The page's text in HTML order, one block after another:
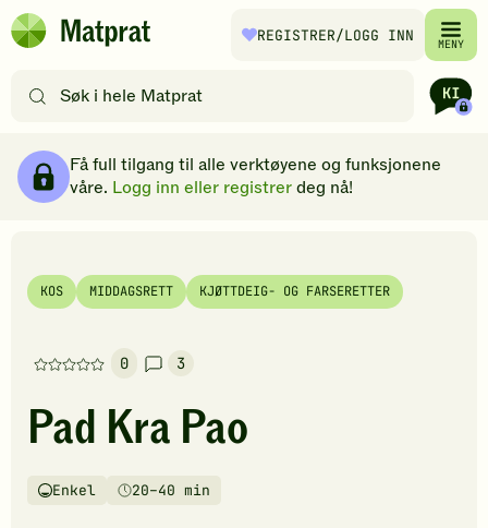
Hopp til hovedinnhold
Matprat
REGISTRER/LOGG INN MENY
etter
filtre
Få full tilgang til alle verktøyene og funksjonene
våre. Logg inn eller registrerdeg nå!
KOS MIDDAGSRETT KJØTTDEIG- OG FARSERETTER
0
Denne
har
foreløpig
vurderinger.
3
Pad Kra Pao
Vanskelighetsgrad
Enkel
Tilberedningstid20–40 min